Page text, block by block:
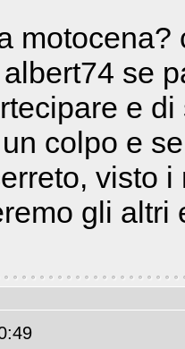
se
e
colpo e
visto
gli